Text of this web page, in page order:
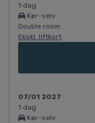
1 dag
Kør-selv
Double room
Ekskl. liftkort
07/01 2027
1 dag
Kør-selv